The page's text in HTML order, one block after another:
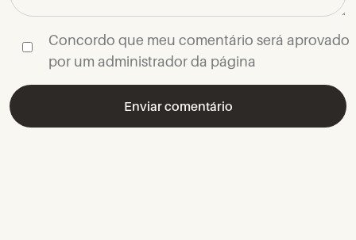
Concordo que meu comentário será aprovado
por um administrador da página